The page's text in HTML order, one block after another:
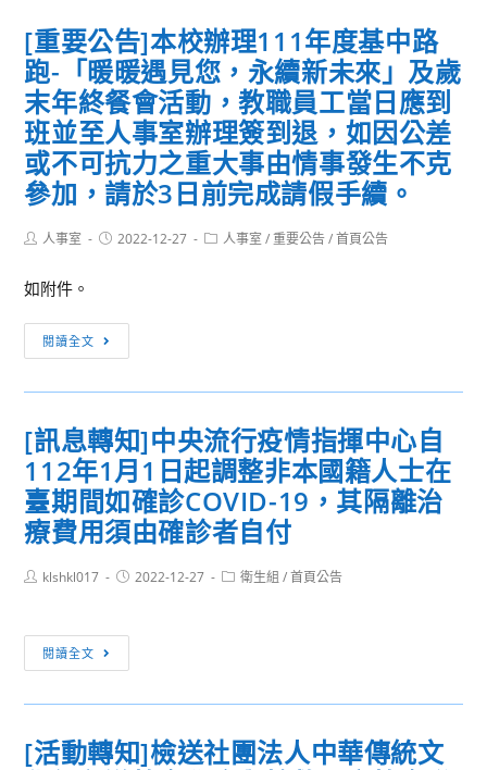
播
共
學
支
援
人
力
源
專
第
4
次
甄
選
取
單
學
年
度
第
二
學
期
學
告
[重要公告]本校辦理111年度基中路
跑-「暖暖遇見您，永續新未來」及歲
末年終餐會活動，教職員工當日應到
班並至人事室辦理簽到退，如因公差
或不可抗力之重大事由情事發生不克
參加，請於3日前完成請假手續。
Post人事室
Post2022-12-27
Post人事室 / 重要公告 / 首頁公告
如附件。
閱讀全文
要
公
本
校
辦
理
111
年
路
跑-
暖
[訊息轉知]中央流行疫情指揮中心自
112年1月1日起調整非本國籍人士在
臺期間如確診COVID-19，其隔離治
療費用須由確診者自付
Postklshkl017
Post2022-12-27
Post衛生組 / 首頁公告
閱讀全文
息
轉
中
[活動轉知]檢送社團法人中華傳統文